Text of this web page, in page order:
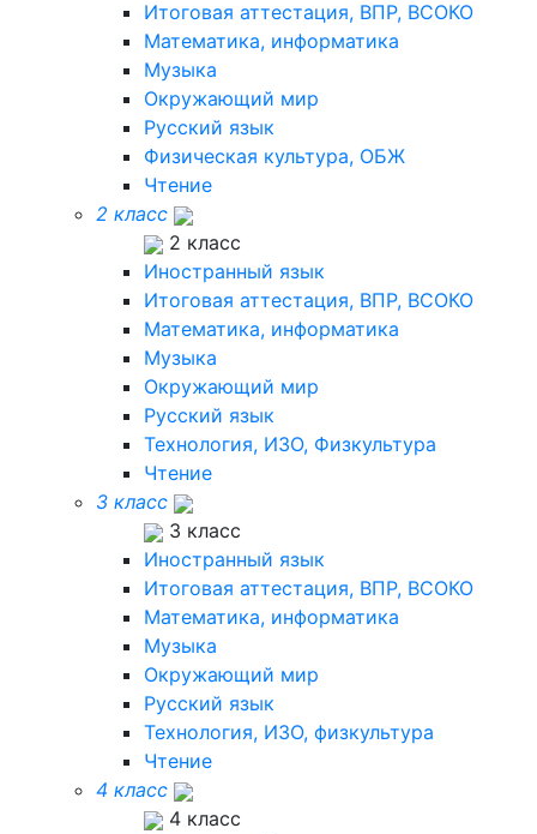
Итоговая аттестация, ВПР, ВСОКО
Математика, информатика
Музыка
Окружающий мир
Русский язык
Физическая культура, ОБЖ
Чтение
2 класс
2 класс
Иностранный язык
Итоговая аттестация, ВПР, ВСОКО
Математика, информатика
Музыка
Окружающий мир
Русский язык
Технология, ИЗО, Физкультура
Чтение
3 класс
3 класс
Иностранный язык
Итоговая аттестация, ВПР, ВСОКО
Математика, информатика
Музыка
Окружающий мир
Русский язык
Технология, ИЗО, физкультура
Чтение
4 класс
4 класс